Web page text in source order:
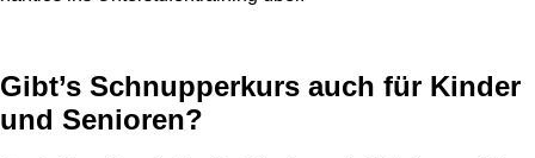
Gibt’s Schnupperkurs auch für Kinder
und Senioren?